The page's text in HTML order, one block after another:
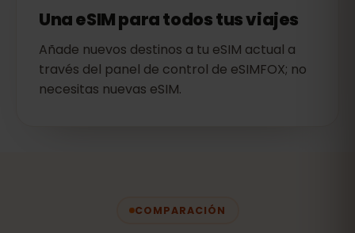
Una eSIM para todos tus viajes
Añade nuevos destinos a tu eSIM actual a
través del panel de control de eSIMFOX; no
necesitas nuevas eSIM.
COMPARACIÓN